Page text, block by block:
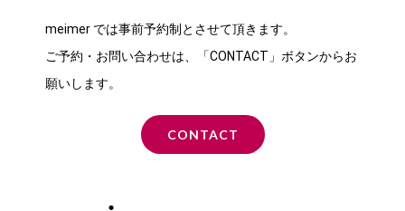
meimer では事前予約制とさせて頂きます。
ご予約・お問い合わせは、「CONTACT」ボタンからお
願いします。
CONTACT